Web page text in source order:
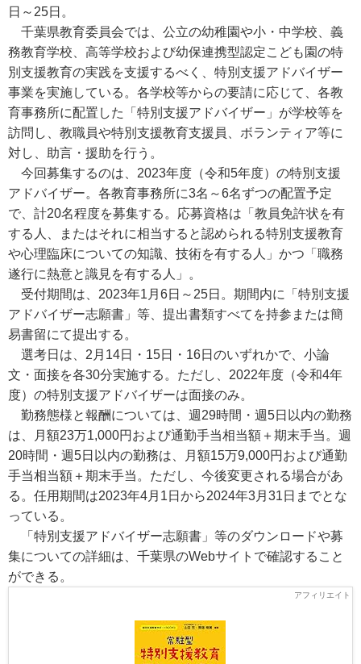
日～25日。
千葉県教育委員会では、公立の幼稚園や小・中学校、義
務教育学校、高等学校および幼保連携型認定こども園の特
別支援教育の実践を支援するべく、特別支援アドバイザー
事業を実施している。各学校等からの要請に応じて、各教
育事務所に配置した「特別支援アドバイザー」が学校等を
訪問し、教職員や特別支援教育支援員、ボランティア等に
対し、助言・援助を行う。
今回募集するのは、2023年度（令和5年度）の特別支援
アドバイザー。各教育事務所に3名～6名ずつの配置予定
で、計20名程度を募集する。応募資格は「教員免許状を有
する人、またはそれに相当すると認められる特別支援教育
や心理臨床についての知識、技術を有する人」かつ「職務
遂行に熱意と識見を有する人」。
受付期間は、2023年1月6日～25日。期間内に「特別支援
アドバイザー志願書」等、提出書類すべてを持参または簡
易書留にて提出する。
選考日は、2月14日・15日・16日のいずれかで、小論
文・面接を各30分実施する。ただし、2022年度（令和4年
度）の特別支援アドバイザーは面接のみ。
勤務態様と報酬については、週29時間・週5日以内の勤務
は、月額23万1,000円および通勤手当相当額＋期末手当。週
20時間・週5日以内の勤務は、月額15万9,000円および通勤
手当相当額＋期末手当。ただし、今後変更される場合があ
る。任用期間は2023年4月1日から2024年3月31日までとな
っている。
「特別支援アドバイザー志願書」等のダウンロードや募
集についての詳細は、千葉県のWebサイトで確認すること
ができる。